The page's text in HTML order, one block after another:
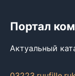
Портал
Актуальный